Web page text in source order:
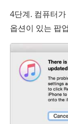
4단계. 컴퓨터
옵션이 있는 팝